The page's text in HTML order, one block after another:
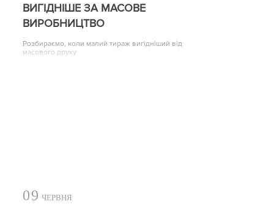
ВИГІДНІШЕ ЗА МАСОВЕ
ВИРОБНИЦТВО
Розбираємо, коли малий тираж вигідніший від
масового друку
09 ЧЕРВНЯ